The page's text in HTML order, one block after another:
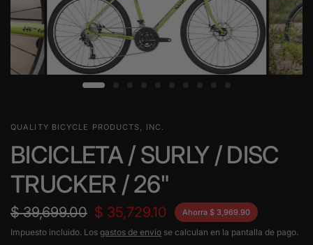
QUALITY BICYCLE PRODUCTS, INC.
BICICLETA / SURLY / DISC
TRUCKER / 26"
$ 39,699.00 $ 35,729.10 Ahorra $ 3,969.90
Impuesto incluido. Los gastos de envío se calculan en la pantalla de pago.